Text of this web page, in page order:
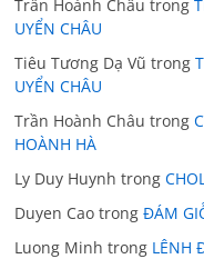
Trần Hoành Châu trong
UYỂN CHÂU
Tiêu Tương Dạ Vũ trong
UYỂN CHÂU
Trần Hoành Châu trong
HOÀNH HÀ
Ly Duy Huynh trong
Duyen Cao trongĐÁM
Luong Minh trong LÊNH